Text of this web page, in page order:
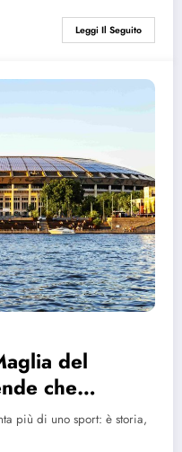
Leggi Il Seguito
del
che
più di uno sport: è storia,